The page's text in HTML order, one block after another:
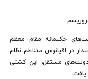
حکیمانه مقام معظم
در اقیانوس متلاطم نظام
مستقل، این کشتی
یافت.